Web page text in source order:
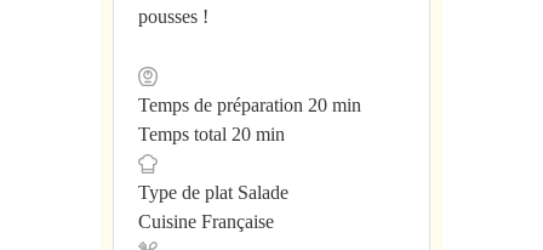
pousses !
Temps de préparation 20minutes
min
Temps total 20minutes
min
Type de plat Salade
Cuisine Française